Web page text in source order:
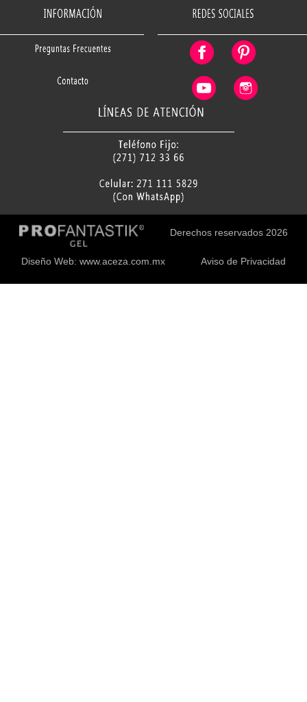
Derechos reservados 2026
Diseño Web: www.aceza.com.mx Aviso de Privacidad